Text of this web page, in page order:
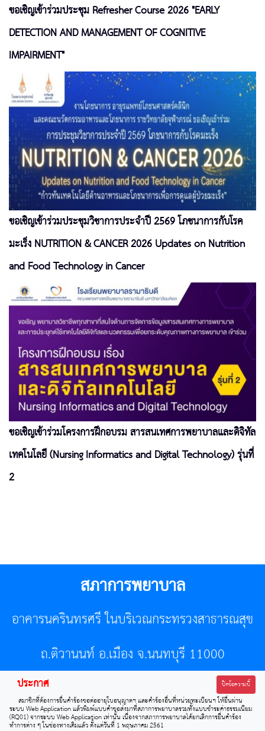
ขอเชิญเข้าร่วมประชุม Refresher Course 2026 "EARLY
DETECTION AND MANAGEMENT OF COGNITIVE
IMPAIRMENT"
ขอเชิญเข้าร่วมประชุมวิชาการประจำปี 2569 โภชนาการกับโรค
มะเร็ง NUTRITION & CANCER 2026 Updates on Nutrition
and Food Technology in Cancer
ขอเชิญเข้าร่วมโครงการฝึกอบรม สารสนเทศการพยาบาลและดิจิทัล
เทคโนโลยี (Nursing Informatics and Digital Technology) รุ่นที่
2
สภาการพยาบาล
อาคารนครินทรศรี ในบริเวณกระทรวงสาธารณสุข
ถ.ติวานนท์ อ.เมือง จ.นนทบุรี 11000
โทรศัพท์ 02-596-7500 โทรสาร 0-2589-7121 E-mail :
center@tnmc.or.th
ประกาศ ปิดข้อความนี้
สมาชิกที่ต้องการยื่นคำร้องขอต่ออายุใบอนุญาตฯ และคำร้องอื่นที่หน่วยทะเบียนฯ ให้ยื่นผ่าน
ระบบ Web Application แล้วพิมพ์แบบคำขอส่งมาที่สภาการพยาบาลรวมทั้งแบบชำระค่าธรรมเนียม
(RQ01) จากระบบ Web Application เท่านั้น เนื่องจากสภาการพยาบาลได้ยกเลิกการยื่นคำร้อง
ทำการต่าง ๆ ในช่องทางเดิมแล้ว ตั้งแต่วันที่ 1 พฤษภาคม 2561